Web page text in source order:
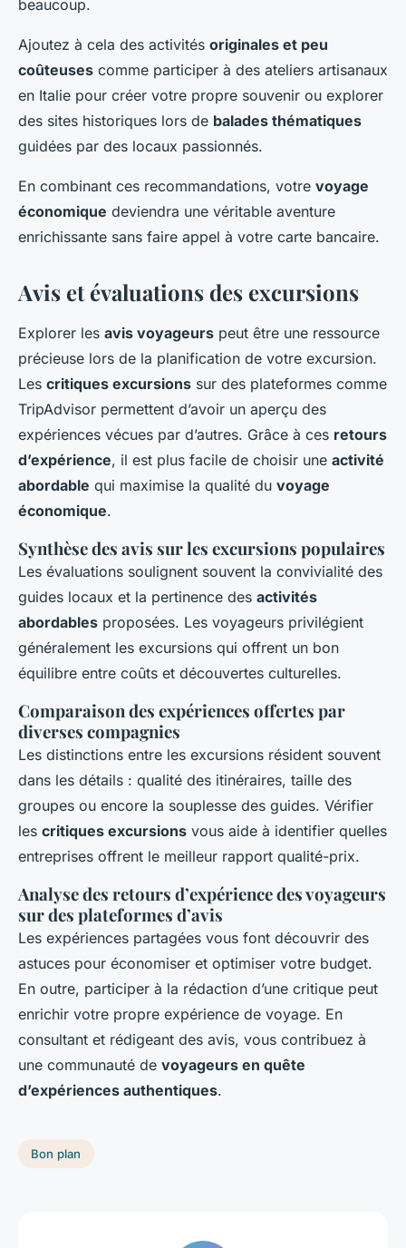
beaucoup.
Ajoutez à cela des activités originales et peu
coûteuses comme participer à des ateliers artisanaux
en Italie pour créer votre propre souvenir ou explorer
des sites historiques lors de balades thématiques
guidées par des locaux passionnés.
En combinant ces recommandations, votre voyage
économique deviendra une véritable aventure
enrichissante sans faire appel à votre carte bancaire.
Avis et évaluations des excursions
Explorer les avis voyageurs peut être une ressource
précieuse lors de la planification de votre excursion.
Les critiques excursions sur des plateformes comme
TripAdvisor permettent d’avoir un aperçu des
expériences vécues par d’autres. Grâce à ces retours
d’expérience, il est plus facile de choisir une activité
abordable qui maximise la qualité du voyage
économique.
Synthèse des avis sur les excursions populaires
Les évaluations soulignent souvent la convivialité des
guides locaux et la pertinence des activités
abordables proposées. Les voyageurs privilégient
généralement les excursions qui offrent un bon
équilibre entre coûts et découvertes culturelles.
Comparaison des expériences offertes par
diverses compagnies
Les distinctions entre les excursions résident souvent
dans les détails : qualité des itinéraires, taille des
groupes ou encore la souplesse des guides. Vérifier
les critiques excursions vous aide à identifier quelles
entreprises offrent le meilleur rapport qualité-prix.
Analyse des retours d’expérience des voyageurs
sur des plateformes d’avis
Les expériences partagées vous font découvrir des
astuces pour économiser et optimiser votre budget.
En outre, participer à la rédaction d’une critique peut
enrichir votre propre expérience de voyage. En
consultant et rédigeant des avis, vous contribuez à
une communauté de voyageurs en quête
d’expériences authentiques.
Bon plan